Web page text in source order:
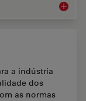
Ciência
a indústria
dos
as normas